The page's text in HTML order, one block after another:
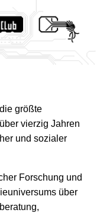
größte
vierzig Jahren
und sozialer
Forschung und
über